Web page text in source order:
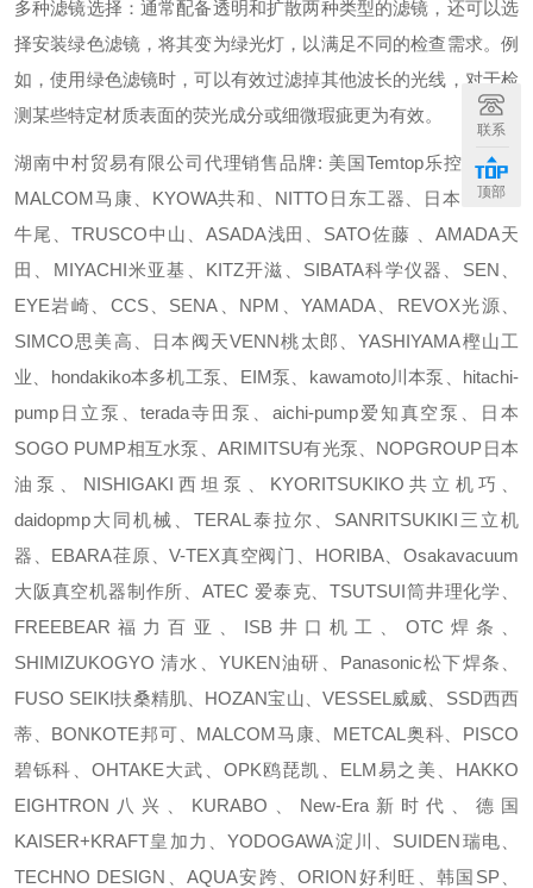
多种滤镜选择：通常配备透明和扩散两种类型的滤镜，还可以选
择安装绿色滤镜，将其变为绿光灯，以满足不同的检查需求。例
如，使用绿色滤镜时，可以有效过滤掉其他波长的光线，对于检
测某些特定材质表面的荧光成分或细微瑕疵更为有效。
湖南中村贸易有限公司代理销售品牌: 美国Temtop乐控、日本
MALCOM马康、KYOWA共和、NITTO日东工器、日本USHIO
牛尾、TRUSCO中山、ASADA浅田、SATO佐藤 、AMADA天
田、MIYACHI米亚基、KITZ开滋、SIBATA科学仪器、SEN、
EYE岩崎、CCS、SENA、NPM、YAMADA、REVOX光源、
SIMCO思美高、日本阀天VENN桃太郎、YASHIYAMA樫山工
业、hondakiko本多机工泵、EIM泵、kawamoto川本泵、hitachi-
pump日立泵、terada寺田泵、aichi-pump爱知真空泵、日本
SOGO PUMP相互水泵、ARIMITSU有光泵、NOPGROUP日本
油泵、NISHIGAKI西坦泵、KYORITSUKIKO共立机巧、
daidopmp大同机械、TERAL泰拉尔、SANRITSUKIKI三立机
器、EBARA荏原、V-TEX真空阀门、HORIBA、Osakavacuum
大阪真空机器制作所、ATEC 爱泰克、TSUTSUI筒井理化学、
FREEBEAR福力百亚、ISB井口机工、OTC焊条、
SHIMIZUKOGYO 清水、YUKEN油研、Panasonic松下焊条、
FUSO SEIKI扶桑精肌、HOZAN宝山、VESSEL威威、SSD西西
蒂、BONKOTE邦可、MALCOM马康、METCAL奥科、PISCO
碧铄科、OHTAKE大武、OPK鸥琵凯、ELM易之美、HAKKO
EIGHTRON八兴、KURABO、New-Era新时代、德国
KAISER+KRAFT皇加力、YODOGAWA淀川、SUIDEN瑞电、
TECHNO DESIGN、AQUA安跨、ORION好利旺、韩国SP、
联系
顶部